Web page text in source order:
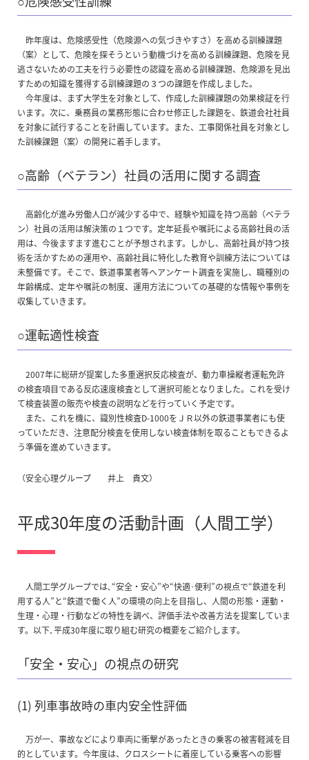
昨年度は、危険感受性（危険源への気づきやすさ）を高める訓練課題
（案）として、危険を探そうという動機づけを高める訓練課題、危険を見
逃さないための工夫を行う必要性の認識を高める訓練課題、危険源を見出
すための知識を獲得する訓練課題の３つの課題を作成しました。
今年度は、まず大学生を対象として、作成した訓練課題の効果検証を行
います。次に、乗務員の業務形態に合わせ修正した課題を、鉄道会社社員
を対象に試行することを計画しています。また、工事関係社員を対象とし
た訓練課題（案）の開発に着手します。
○高齢（ベテラン）社員の活用に関する調査
高齢化が進み労働人口が減少する中で、経験や知識を持つ高齢（ベテラ
ン）社員の活用は解決策の１つです。定年延長や嘱託による高齢社員の活
用は、今後ますます進むことが予想されます。しかし、高齢社員が持つ技
術を活かすための運用や、高齢社員に特化した教育や訓練方法については
未整備です。そこで、鉄道事業者等へアンケート調査を実施し、職種別の
年齢構成、定年や嘱託の制度、運用方法についての基礎的な情報や事例を
収集していきます。
○運転適性検査
2007年に総研が提案した多重選択反応検査が、動力車操縦者運転免許
の検査項目である反応速度検査として選択可能となりました。これを受け
て検査装置の販売や検査の説明などを行っていく予定です。
また、これを機に、識別性検査D-1000をＪＲ以外の鉄道事業者にも使
っていただき、注意配分検査を使用しない検査体制を取ることもできるよ
う準備を進めていきます。
（安全心理グループ 井上 貴文）
平成30年度の活動計画（人間工学）
人間工学グループでは､“安全・安心”や“快適･便利”の視点で“鉄道を利
用する人”と“鉄道で働く人”の環境の向上を目指し、人間の形態・運動・
生理・心理・行動などの特性を調べ、評価手法や改善方法を提案していま
す。以下､平成30年度に取り組む研究の概要をご紹介します。
「安全・安心」の視点の研究
(1) 列車事故時の車内安全性評価
万が一、事故などにより車両に衝撃があったときの乗客の被害軽減を目
的としています。今年度は、クロスシートに着座している乗客への影響